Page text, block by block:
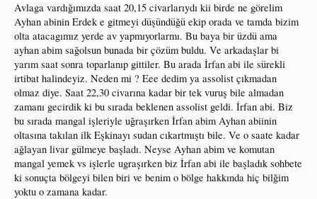
Avlaga vardığımızda saat 20,15 civarlarıydı kii birde ne görelim
Ayhan abinin Erdek e gitmeyi düşündüğü ekip orada ve tamda bizim
olta atacagımız yerde av yapmıyorlarmı. Bu baya bir üzdü ama
ayhan abim sağolsun bunada bir çözüm buldu. Ve arkadaşlar bi
yarım saat sonra toparlanıp gittiler. Bu arada İrfan abi ile sürekli
irtibat halindeyiz. Neden mi ? Eee dedim ya assolist çıkmadan
olmaz diye. Saat 22,30 civarına kadar bir tek vuruş bile almadan
zamanı gecirdik ki bu sırada beklenen assolist geldi. İrfan abi. Biz
bu sırada mangal işleriyle uğraşırken İrfan abim Ayhan abiinin
oltasına takılan ilk Eşkinayı sudan cıkartmıştı bile. Ve o saate kadar
ağlayan livar gülmeye başladı. Neyse Ayhan abim ve komutan
mangal yemek vs işlerle ugraşırken biz İrfan abi ile başladık sohbete
ki sonuçta bölgeyi bilen biri ve benim o bölge hakkında hiç bilğim
yoktu o zamana kadar.